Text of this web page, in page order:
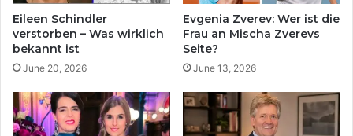
Eileen Schindler
verstorben – Was wirklich
bekannt ist
June 20, 2026
Evgenia Zverev: Wer ist die
Frau an Mischa Zverevs
Seite?
June 13, 2026